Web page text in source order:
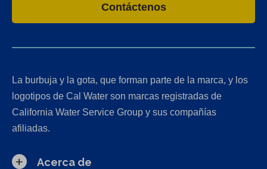
Contáctenos
La burbuja y la gota, que forman parte de la marca, y los
logotipos de Cal Water son marcas registradas de
California Water Service Group y sus compañías
afiliadas.
Acerca de